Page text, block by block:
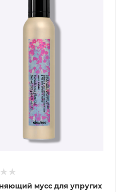
мусс для упругих